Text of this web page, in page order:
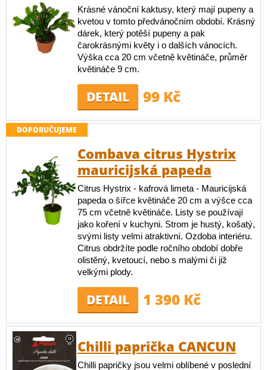
Krásné vánoční kaktusy, který mají pupeny a
kvetou v tomto předvánočním období. Krásný
dárek, který potěší pupeny a pak
čarokrásnými květy i o dalších vánocích.
Výška cca 20 cm včetně květináče, průměr
květináče 9 cm.
DETAIL 99 Kč
DOPORUČUJEME
Combava citrus Hystrix
mauricijská papeda
Citrus Hystrix - kafrová limeta - Mauricijská
papeda o šířce květináče 20 cm a výšce cca
75 cm včetně květináče. Listy se používají
jako koření v kuchyni. Strom je hustý, košatý,
svými listy velmi atraktivní. Ozdoba interiéru.
Citrus obdržíte podle ročního období dobře
olistěný, kvetoucí, nebo s malými či již
velkými plody.
DETAIL 1 390 Kč
Chilli paprička CANCUN
Chilli papričky jsou velmi oblíbené v poslední